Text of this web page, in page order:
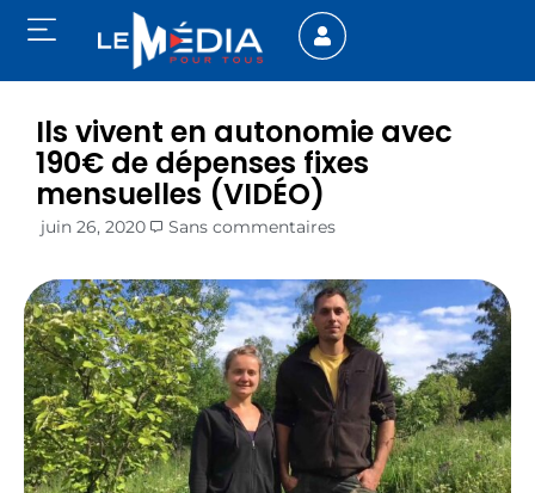
Ils vivent en autonomie avec
190€ de dépenses fixes
mensuelles (VIDÉO)
juin 26, 2020 Sans commentaires